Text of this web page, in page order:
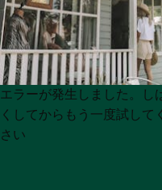
Product
List
Product
List
エラーが発生しました。し
くしてからもう一度試して
さい